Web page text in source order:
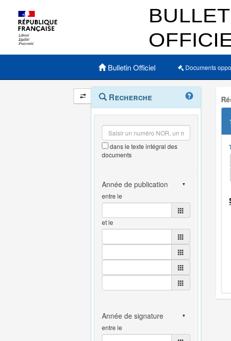
Menu principal
Bulletin Officiel Documents
Navigation
et
outils
annexes
Menu
contextuel
Recherche
dans le texte intégral des
documents
entre le
et le
entre le